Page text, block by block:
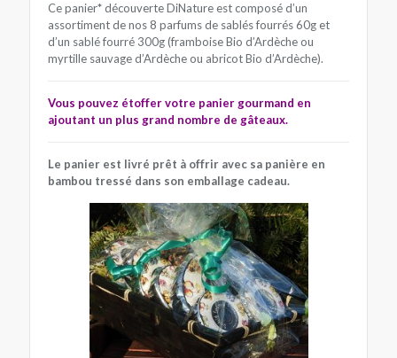
Ce panier*découverte DiNature est composé d’un
assortiment de nos 8 parfums de sablés fourrés 60g et
d’un sablé fourré 300g (framboise Bio d’Ardèche ou
myrtille sauvage d’Ardèche ou abricot Bio d’Ardèche).
Vous pouvez étoffer votre panier gourmand en
ajoutant un plus grand nombre de gâteaux.
Le panier est livré prêt à offrir avec sa panière en
bambou tressé dans son emballage cadeau.